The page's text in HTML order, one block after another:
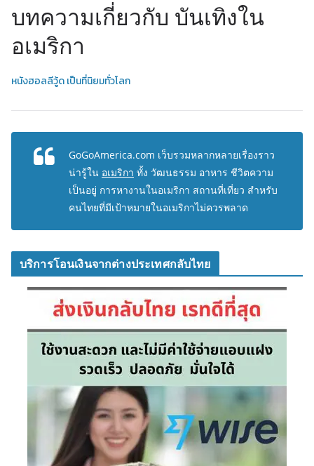
บทความเกี่ยวกับ บันเทิงใน
อเมริกา
หนังฮอลลีวู้ด เป็นที่นิยมทั่วโลก
GoGoAmerica.com เว็บรวมหลากหลายเรื่องราว
น่ารู้ใน อเมริกา ทั้ง วัฒนธรรม อาหาร ชีวิตความ
เป็นอยู่ การหางานในอเมริกา สถานที่เที่ยว สำหรับ
คนไทยที่มีเป้าหมายในอเมริกาไม่ควรพลาด
บริการโอนเงินจากต่างประเทศกลับไทย